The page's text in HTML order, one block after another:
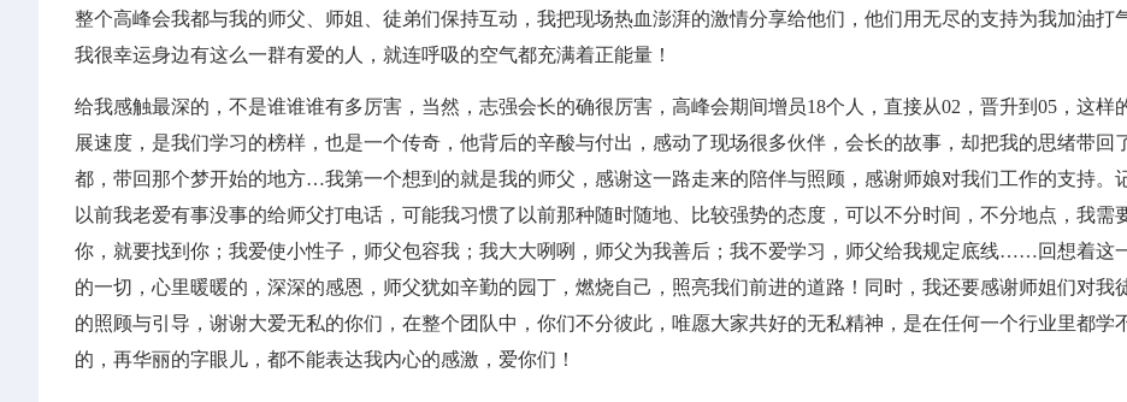
整个高峰会我都与我的师父、师姐、徒弟们保持互动，我把现场热血澎湃的激情分享给他们，他们用无尽的支持为我加油打
我很幸运身边有这么一群有爱的人，就连呼吸的空气都充满着正能量！
给我感触最深的，不是谁谁谁有多厉害，当然，志强会长的确很厉害，高峰会期间增员18个人，直接从02，晋升到05，这样
展速度，是我们学习的榜样，也是一个传奇，他背后的辛酸与付出，感动了现场很多伙伴，会长的故事，却把我的思绪带回
都，带回那个梦开始的地方…我第一个想到的就是我的师父，感谢这一路走来的陪伴与照顾，感谢师娘对我们工作的支持。
以前我老爱有事没事的给师父打电话，可能我习惯了以前那种随时随地、比较强势的态度，可以不分时间，不分地点，我需
你，就要找到你；我爱使小性子，师父包容我；我大大咧咧，师父为我善后；我不爱学习，师父给我规定底线……回想着这
的一切，心里暖暖的，深深的感恩，师父犹如辛勤的园丁，燃烧自己，照亮我们前进的道路！同时，我还要感谢师姐们对我
的照顾与引导，谢谢大爱无私的你们，在整个团队中，你们不分彼此，唯愿大家共好的无私精神，是在任何一个行业里都学
的，再华丽的字眼儿，都不能表达我内心的感激，爱你们！